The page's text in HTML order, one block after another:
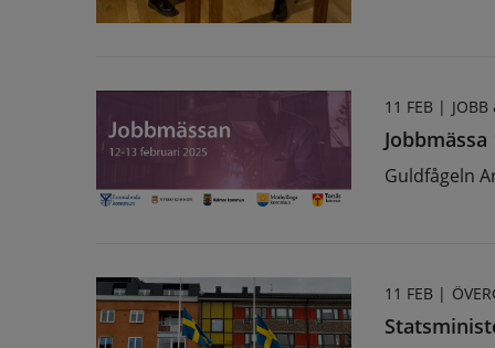
11 FEB | JOBB
Guldfågeln
11 FEB |